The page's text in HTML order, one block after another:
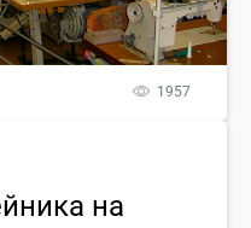
1957
на